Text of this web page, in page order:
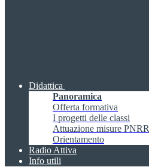
Didattica
Panoramica
Offerta formativa
I progetti delle classi
Attuazione misure PNRR
Orientamento
Radio Attiva
Info utili